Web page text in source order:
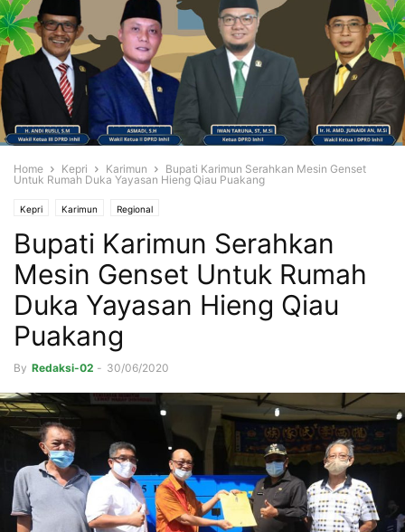
Home Kepri Karimun
Bupati Karimun Serahkan Mesin Genset
Untuk Rumah Duka Yayasan Hieng Qiau Puakang
Kepri Karimun Regional
Bupati Karimun Serahkan
Mesin Genset Untuk Rumah
Duka Yayasan Hieng Qiau
Puakang
By Redaksi-02 - 30/06/2020